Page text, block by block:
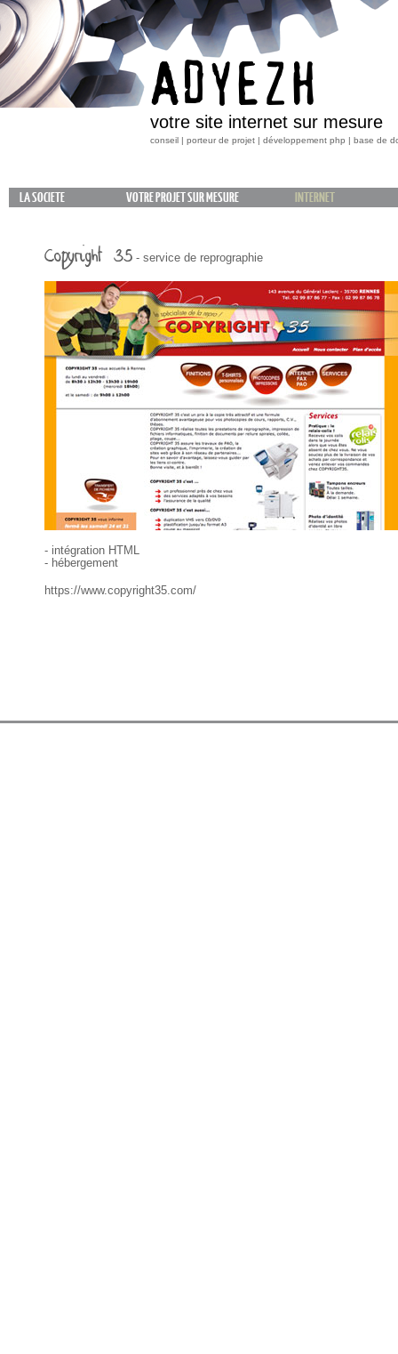
ADYEZH
votre site internet sur mesure
conseil | porteur de projet | développement php | base de
LA SOCIETE VOTRE PROJET SUR MESURE INTERNET
Copyright 35 - service de reprographie
- intégration HTML
- hébergement
https://www.copyright35.com/